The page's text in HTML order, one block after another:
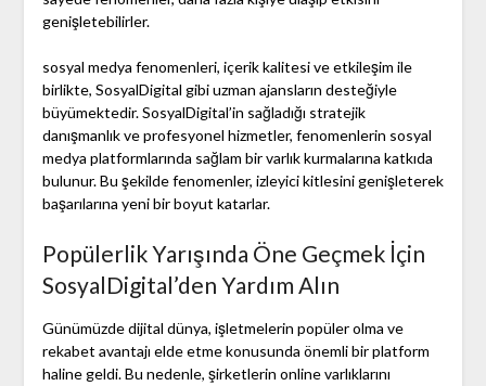
genişletebilirler.
sosyal medya fenomenleri, içerik kalitesi ve etkileşim ile
birlikte, SosyalDigital gibi uzman ajansların desteğiyle
büyümektedir. SosyalDigital’in sağladığı stratejik
danışmanlık ve profesyonel hizmetler, fenomenlerin sosyal
medya platformlarında sağlam bir varlık kurmalarına katkıda
bulunur. Bu şekilde fenomenler, izleyici kitlesini genişleterek
başarılarına yeni bir boyut katarlar.
Popülerlik Yarışında Öne Geçmek İçin
SosyalDigital’den Yardım Alın
Günümüzde dijital dünya, işletmelerin popüler olma ve
rekabet avantajı elde etme konusunda önemli bir platform
haline geldi. Bu nedenle, şirketlerin online varlıklarını